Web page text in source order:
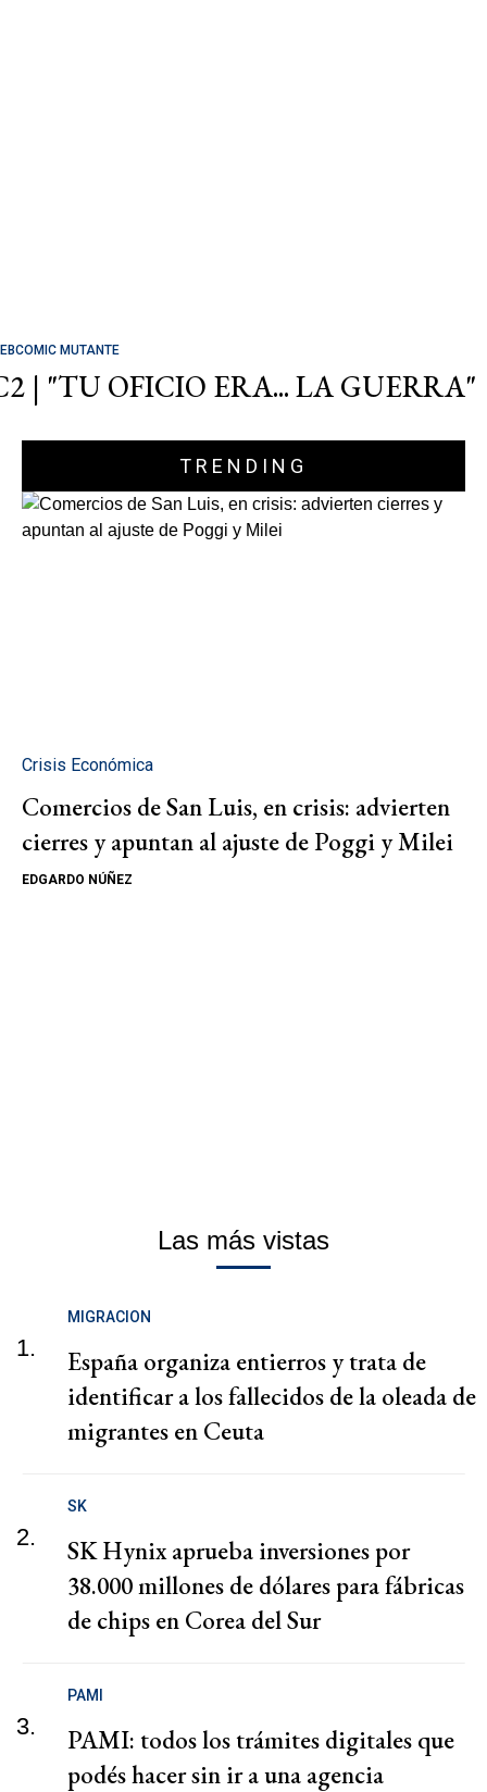
MUTANTE
| "TU OFICIO ERA... LA GUERRA"
TRENDING
Crisis Económica
Comercios de San Luis, en crisis: advierten
cierres y apuntan al ajuste de Poggi y Milei
EDGARDO NÚÑEZ
Las más vistas
1.
MIGRACION
España organiza entierros y trata de
identificar a los fallecidos de la oleada de
migrantes en Ceuta
2.
SK
SK Hynix aprueba inversiones por
38.000 millones de dólares para fábricas
de chips en Corea del Sur
3.
PAMI
PAMI: todos los trámites digitales que
podés hacer sin ir a una agencia